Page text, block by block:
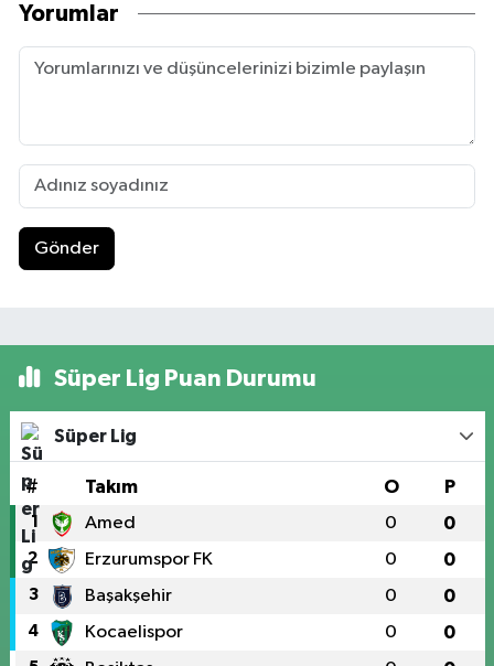
Yorumlar
Gönder
Süper Lig Puan Durumu
Süper Lig
# Takım O P
1 Amed 0 0
2 Erzurumspor FK 0 0
3 Başakşehir 0 0
4 Kocaelispor 0 0